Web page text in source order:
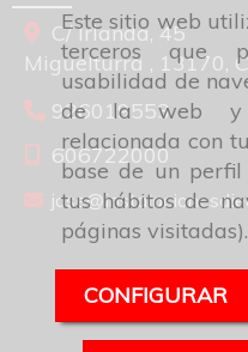
Este sitio web
terceros que
usabilidad de
de la web y
relacionada con
base de un
tus hábitos de
páginas visitadas).
CONFIGURAR
606722000
jose